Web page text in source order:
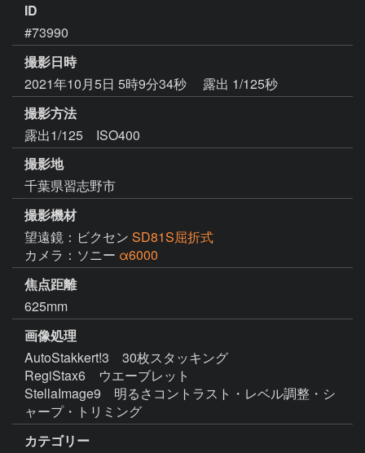
ID
#73990
撮影日時
2021年10月5日 5時9分34秒
露出 1/125秒
撮影方法
露出1/125 ISO400
撮影地
千葉県習志野市
撮影機材
望遠鏡：ビクセン SD81S屈折式
カメラ：ソニー α6000
焦点距離
625mm
画像処理
AutoStakkert!3　30枚スタッキング
RegiStax6　ウエーブレット
StellaImage9　明るさコントラスト・レベル調整・シ
ャープ・トリミング
カテゴリー